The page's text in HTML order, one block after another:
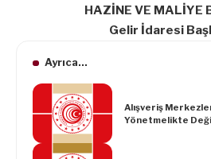
HAZİNE VE MALİYE
Gelir İdaresi
Ayrıca...
Alışveriş
Yönetmelikte